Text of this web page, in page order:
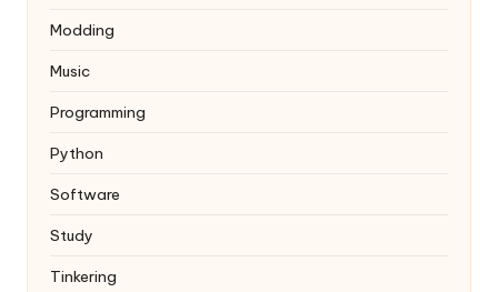
Modding
Music
Programming
Python
Software
Study
Tinkering